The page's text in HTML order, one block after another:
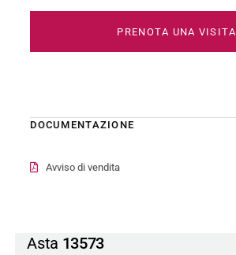
PRENOTA UNA VISITA
DOCUMENTAZIONE
Avviso di vendita
Asta 13573